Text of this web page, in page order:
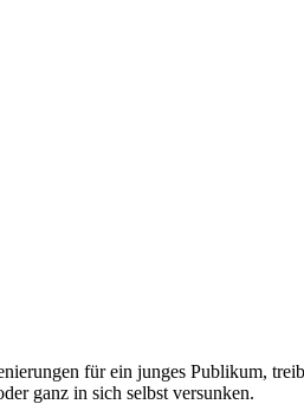
für ein junges Publikum,
ganz in sich selbst versunken.